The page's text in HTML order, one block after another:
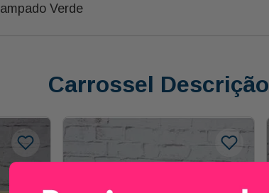
Verde
Carrossel Descrição